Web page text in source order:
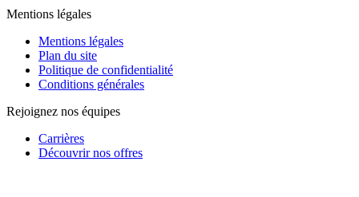
Mentions légales
Mentions légales
Plan du site
Politique de confidentialité
Conditions générales
Rejoignez nos équipes
Carrières
Découvrir nos offres